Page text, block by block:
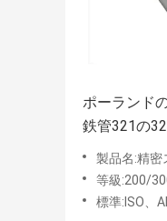
ポーランド
鉄管321の
製品名:精密
等級:200/
標準:ISO、